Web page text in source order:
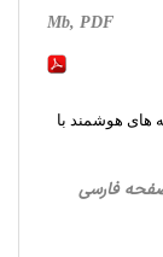
Mb, PDF
های هوشمند با
برق قدرت، مهندسی برق کنترل، 26 صفحه فارسی